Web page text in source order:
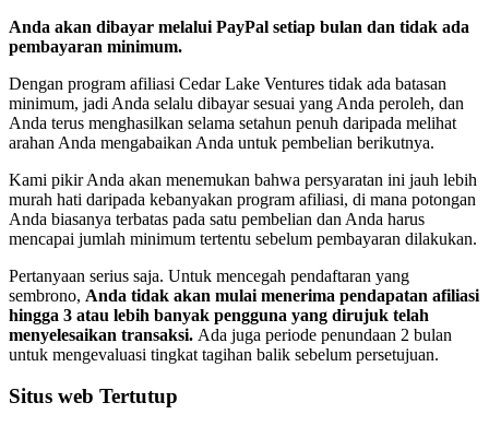
Anda akan dibayar melalui PayPal setiap bulan dan tidak ada
pembayaran minimum.
Dengan program afiliasi Cedar Lake Ventures tidak ada batasan
minimum, jadi Anda selalu dibayar sesuai yang Anda peroleh, dan
Anda terus menghasilkan selama setahun penuh daripada melihat
arahan Anda mengabaikan Anda untuk pembelian berikutnya.
Kami pikir Anda akan menemukan bahwa persyaratan ini jauh lebih
murah hati daripada kebanyakan program afiliasi, di mana potongan
Anda biasanya terbatas pada satu pembelian dan Anda harus
mencapai jumlah minimum tertentu sebelum pembayaran dilakukan.
Pertanyaan serius saja. Untuk mencegah pendaftaran yang
sembrono, Anda tidak akan mulai menerima pendapatan afiliasi
hingga 3 atau lebih banyak pengguna yang dirujuk telah
menyelesaikan transaksi. Ada juga periode penundaan 2 bulan
untuk mengevaluasi tingkat tagihan balik sebelum persetujuan.
Situs web Tertutup